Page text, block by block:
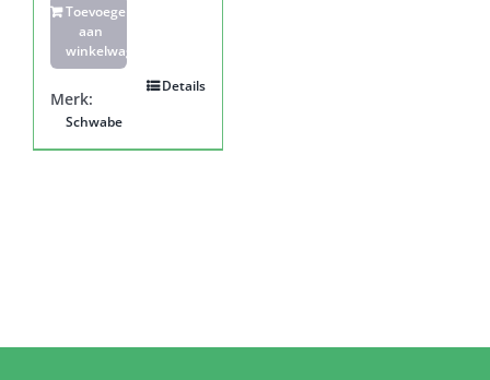
Toevoegen
aan
winkelwagen
Details
Merk:
Schwabe